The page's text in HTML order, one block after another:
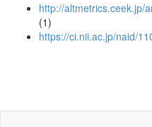
http://altmetrics.ceek.jp/
(1)
https://ci.nii.ac.jp/naid/